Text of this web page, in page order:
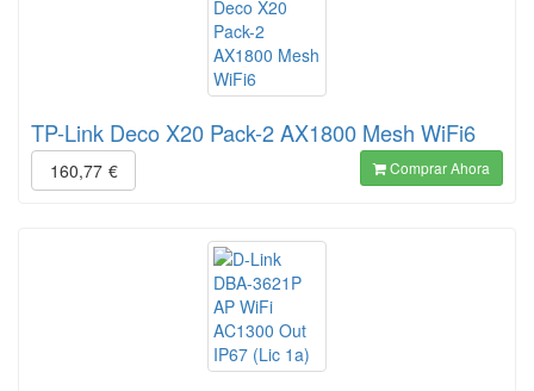
TP-Link Deco X20 Pack-2 AX1800 Mesh WiFi6
160,77 € Comprar Ahora